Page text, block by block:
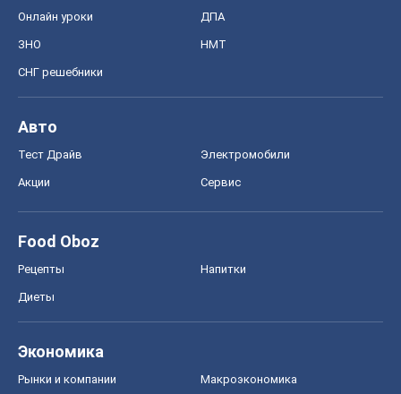
Онлайн уроки ДПА
ЗНО НМТ
СНГ решебники
Авто
Тест Драйв Электромобили
Акции Сервис
Food Oboz
Рецепты Напитки
Диеты
Экономика
Рынки и компании Mакроэкономика